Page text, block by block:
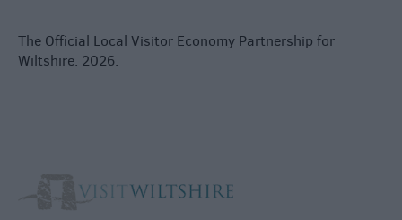
The Official Local Visitor Economy Partnership for
Wiltshire. 2026.